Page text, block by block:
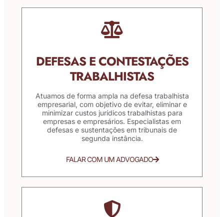
DEFESAS E CONTESTAÇÕES
TRABALHISTAS
Atuamos de forma ampla na defesa trabalhista
empresarial, com objetivo de evitar, eliminar e
minimizar custos jurídicos trabalhistas para
empresas e empresários. Especialistas em
defesas e sustentações em tribunais de
segunda instância.
FALAR COM UM ADVOGADO